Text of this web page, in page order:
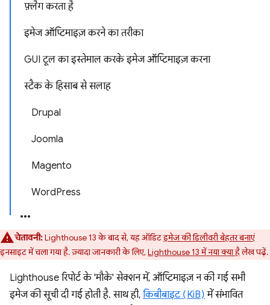
फ़्लैग करता है
इमेज ऑप्टिमाइज़ करने का तरीका
GUI टूल का इस्तेमाल करके इमेज ऑप्टिमाइज़ करना
स्टैक के हिसाब से सलाह
Drupal
Joomla
Magento
WordPress
चेतावनी:Lighthouse 13 के बाद से, यह ऑडिटइमेज की डिलीवरी बेहतर बनाएं
इनसाइट में चला गया है. ज़्यादा जानकारी के लिए, Lighthouse 13 में नया क्या हैलेख पढ़ें.
Lighthouse रिपोर्ट के 'मौके' सेक्शन में, ऑप्टिमाइज़ न की गई सभी
इमेज की सूची दी गई होती है. साथ ही, किबीबाइट (KiB) में संभावित